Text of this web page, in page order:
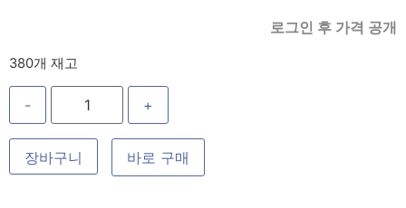
로그인 후 가격 공개
380개 재고
- +
장바구니 바로 구매